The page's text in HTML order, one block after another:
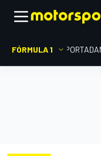
FÓRMULA 1 PORTADA